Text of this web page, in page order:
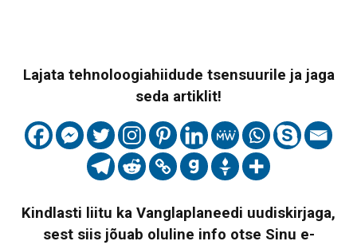
Lajata tehnoloogiahiidude tsensuurile ja jaga
seda artiklit!
Kindlasti liitu ka Vanglaplaneedi uudiskirjaga,
sest siis jõuab oluline info otse Sinu e-